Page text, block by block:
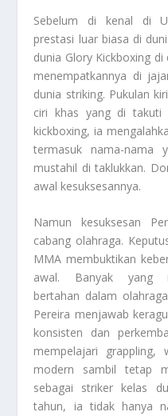
Sebelum di kenal di
prestasi luar biasa di
dunia Glory Kickboxing
menempatkannya di
dunia striking. Pukulan
ciri khas yang di takuti
kickboxing, ia
termasuk nama-nama
mustahil di taklukkan.
awal kesuksesannya.
Namun kesuksesan
cabang olahraga.
MMA membuktikan
awal. Banyak yang
bertahan dalam
Pereira menjawab
konsisten dan
mempelajari
modern sambil tetap
sebagai striker kelas
tahun, ia tidak hanya